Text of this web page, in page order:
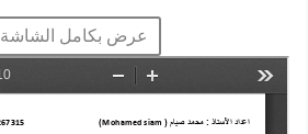
عرض بكامل الشاشة